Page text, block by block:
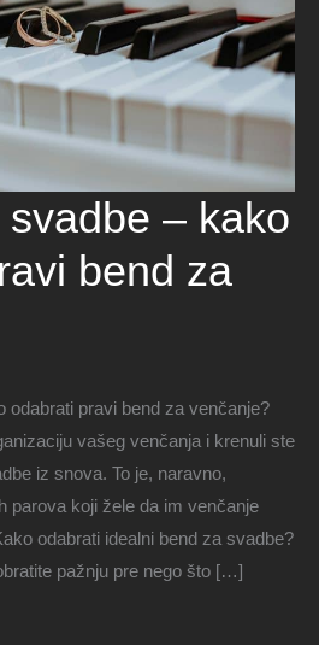
– kako
bend za
odabrati pravi bend za venčanje?
vašeg venčanja i krenuli ste
iz snova. To je, naravno,
parova koji žele da im venčanje
odabrati idealni bend za svadbe?
pažnju pre nego što […]